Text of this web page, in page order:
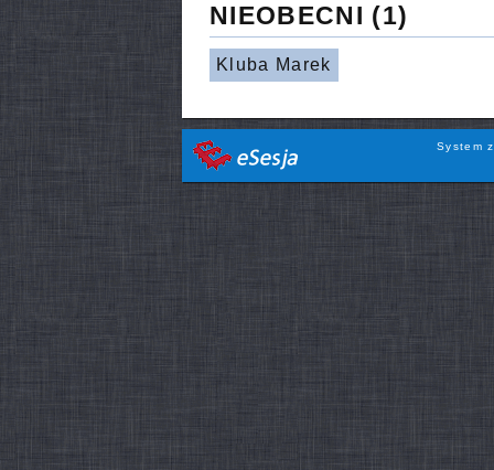
NIEOBECNI (1)
Kluba Marek
System